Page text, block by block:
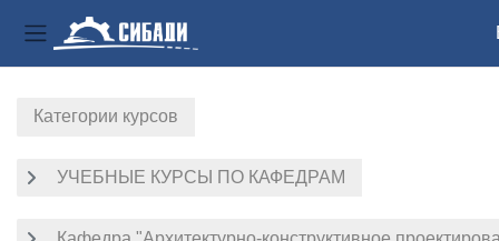
Боковая панель
Категории курсов
УЧЕБНЫЕ КУРСЫ ПО КАФЕДРАМ